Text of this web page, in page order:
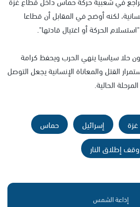
لكنه أوضح في المقابل أن قطاعا
الحركة أو اغتيال قادتها".
حلا سياسيا ينهي الحرب ويحفظ كرامة
القتل والمعاناة الإنسانية يجعل التوصل
الحالية.
إسرائيل
حماس
وقف إطلاق النار
إذاعة الشمس